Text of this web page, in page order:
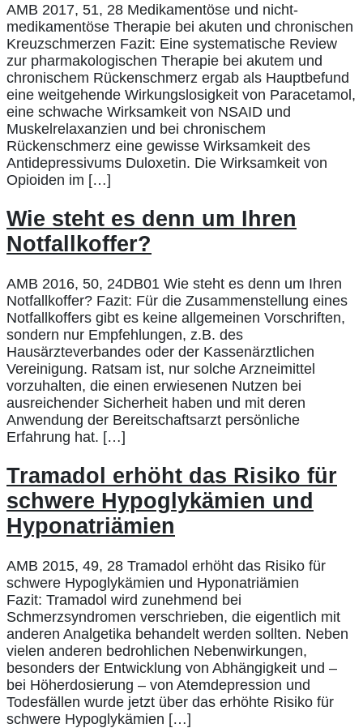
AMB 2017, 51, 28 Medikamentöse und nicht-
medikamentöse Therapie bei akuten und chronischen
Kreuzschmerzen Fazit: Eine systematische Review
zur pharmakologischen Therapie bei akutem und
chronischem Rückenschmerz ergab als Hauptbefund
eine weitgehende Wirkungslosigkeit von Paracetamol,
eine schwache Wirksamkeit von NSAID und
Muskelrelaxanzien und bei chronischem
Rückenschmerz eine gewisse Wirksamkeit des
Antidepressivums Duloxetin. Die Wirksamkeit von
Opioiden im […]
Wie steht es denn um Ihren
Notfallkoffer?
AMB 2016, 50, 24DB01 Wie steht es denn um Ihren
Notfallkoffer? Fazit: Für die Zusammenstellung eines
Notfallkoffers gibt es keine allgemeinen Vorschriften,
sondern nur Empfehlungen, z.B. des
Hausärzteverbandes oder der Kassenärztlichen
Vereinigung. Ratsam ist, nur solche Arzneimittel
vorzuhalten, die einen erwiesenen Nutzen bei
ausreichender Sicherheit haben und mit deren
Anwendung der Bereitschaftsarzt persönliche
Erfahrung hat. […]
Tramadol erhöht das Risiko für
schwere Hypoglykämien und
Hyponatriämien
AMB 2015, 49, 28 Tramadol erhöht das Risiko für
schwere Hypoglykämien und Hyponatriämien
Fazit: Tramadol wird zunehmend bei
Schmerzsyndromen verschrieben, die eigentlich mit
anderen Analgetika behandelt werden sollten. Neben
vielen anderen bedrohlichen Nebenwirkungen,
besonders der Entwicklung von Abhängigkeit und –
bei Höherdosierung – von Atemdepression und
Todesfällen wurde jetzt über das erhöhte Risiko für
schwere Hypoglykämien […]